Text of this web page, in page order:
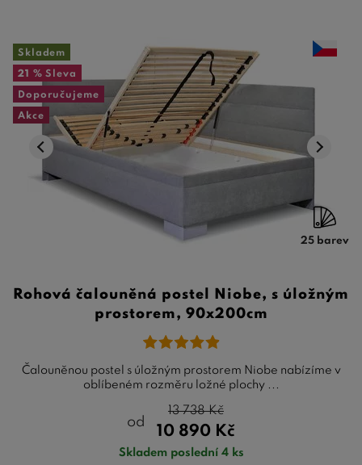
Skladem
21 % Sleva
Doporučujeme
Akce
25 barev
Rohová čalouněná postel Niobe, s úložným
prostorem, 90x200cm
Čalouněnou postel s úložným prostorem Niobe nabízíme v
oblíbeném rozměru ložné plochy ...
od
10 890 Kč
13 738Kč
Skladem poslední 4 ks